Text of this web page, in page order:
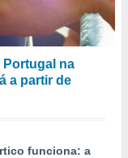
Portugal na
a partir de
funciona: a